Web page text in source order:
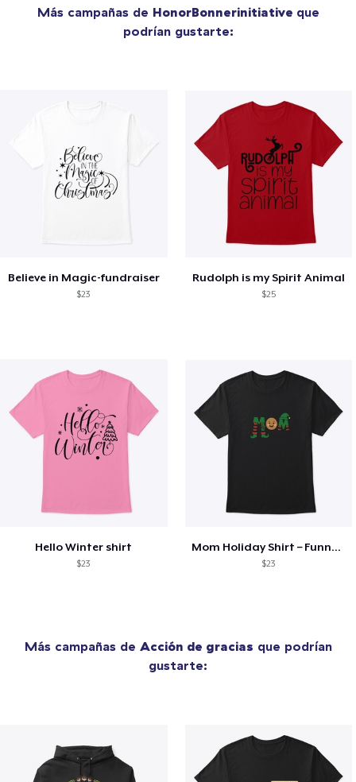
Más campañas de HonorBonnerinitiative que
podrían gustarte:
Believe in Magic-fundraiser
$23
Rudolph is my Spirit Animal
$25
Hello Winter shirt
$23
Mom Holiday Shirt – Funny Christmas Tee
$23
Más campañas de Acción de gracias que podrían
gustarte: